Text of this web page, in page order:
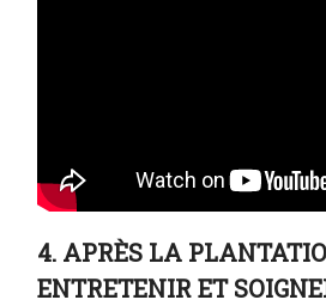
4. APRÈS LA
ENTRETENIR ET